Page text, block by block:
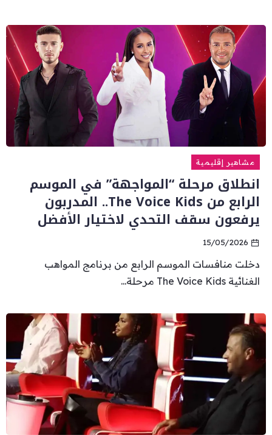
مشاهير إقليمية
انطلاق مرحلة “المواجهة” في الموسم
الرابع من The Voice Kids.. المدربون
يرفعون سقف التحدي لاختيار الأفضل
15/05/2026
دخلت منافسات الموسم الرابع من برنامج المواهب
الغنائية The Voice Kids مرحلة...